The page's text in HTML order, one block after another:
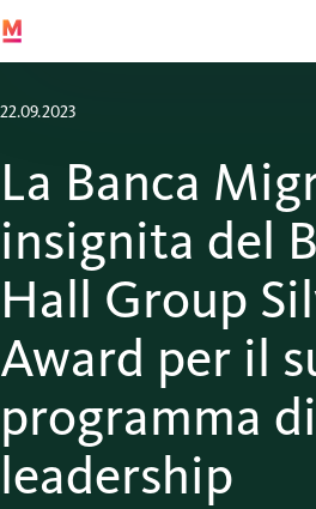
22.09.2023
La Banca
insignita del
Hall Group
Award per il
programma di
leadership